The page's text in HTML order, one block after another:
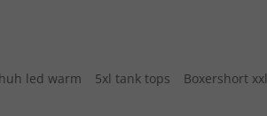
led warm 5xl tank tops Boxershort xxl